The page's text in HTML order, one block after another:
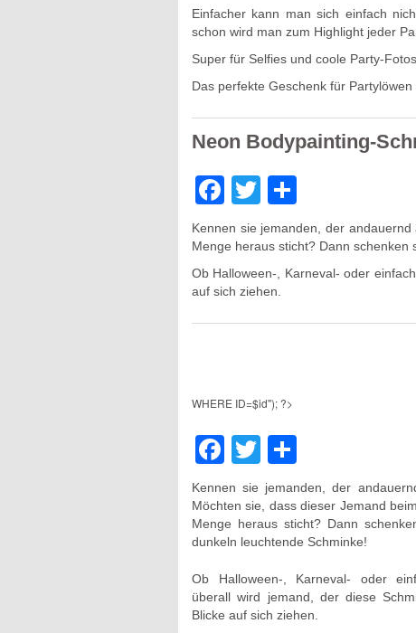
Einfacher kann man sich einfach
schon wird man zum Highlight jeder
Super für Selfies und coole Party-
Das perfekte Geschenk für
Neon Bodypainting-
Facebook
Twitter
Kennen sie jemanden, der
Menge heraus sticht? Dann schenken
Ob Halloween-, Karneval- oder
auf sich ziehen.
WHERE ID=$id"); ?>
Facebook
Twitter
Kennen sie jemanden, der
Möchten sie, dass dieser Jemand
Menge heraus sticht? Dann
dunkeln leuchtende Schminke!
Ob Halloween-, Karneval- oder
überall wird jemand, der diese
Blicke auf sich ziehen.